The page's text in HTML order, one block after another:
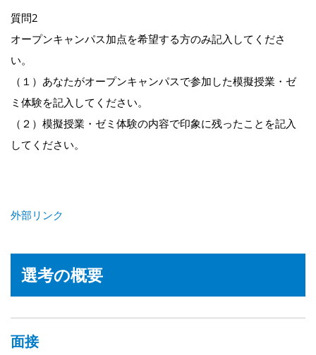
質問2
オープンキャンパス加点を希望する方のみ記入してくださ
い。
（１）あなたがオープンキャンパスで参加した模擬授業・ゼ
ミ体験を記入してください。
（２）模擬授業・ゼミ体験の内容で印象に残ったことを記入
してください。
外部リンク
選考の概要
面接